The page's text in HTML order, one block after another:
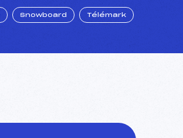
Snowboard Télémark